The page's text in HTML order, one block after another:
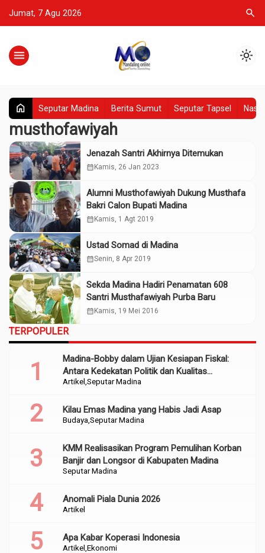
Jumat, 7 Agu 2026 search
menu light_mode
home Seputar Madina Berita Sumut Seputar Tapsel
musthofawiyah
Jenazah Santri Akhirnya Ditemukan
calendar_month Kamis, 26 Jan 2023
Alumni Musthofawiyah Dukung Musthafa
Bakri Calon Bupati Madina
calendar_month Kamis, 1 Agt 2019
Ustad Somad di Madina
calendar_monthSenin, 8 Apr 2019
Sekda Madina Hadiri Penamatan 608
Santri Musthafawiyah Purba Baru
calendar_month Kamis, 19 Mei 2016
TERPOPULER
Artikel Seputar Madina
Madina-Bobby dalam Ujian Kesiapan Fiskal:
Antara Kedekatan Politik dan Kualitas
Perencanaan
Budaya Seputar Madina
Kilau Emas Madina yang Habis Jadi Asap
Seputar Madina
KMM Realisasikan Program Pemulihan Korban
Banjir dan Longsor di Kabupaten Madina
Artikel
Anomali Piala Dunia 2026
Artikel Ekonomi
Apa Kabar Koperasi Indonesia